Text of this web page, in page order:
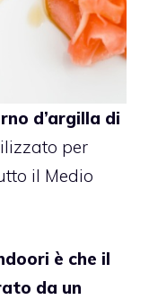
d’argilla di
per
il Medio
è che il
da un